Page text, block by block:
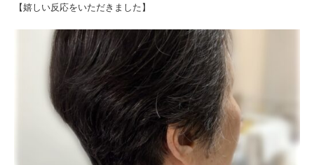
【嬉しい反応をいただきました】